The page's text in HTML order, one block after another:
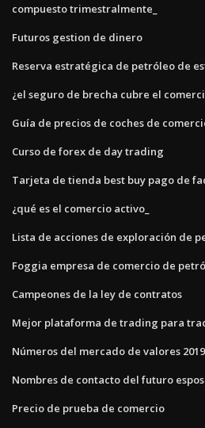
compuesto trimestralmente_
Futuros gestion de dinero
Reserva estratégica de petróleo de
¿el seguro de brecha cubre el
Guía de precios de coches de
Curso de forex de day trading
Tarjeta de tienda best buy pago de
¿qué es el comercio activo_
Lista de acciones de exploración de
Foggia empresa de comercio de
Campeones de la ley de contratos
Mejor plataforma de trading para
Números del mercado de valores 2019
Nombres de contacto del futuro
Precio de prueba de comercio